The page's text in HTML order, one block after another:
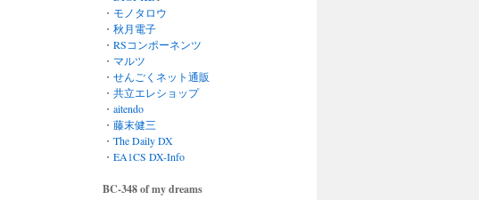
・ モノタロウ
・ 秋月電子
・ RSコンポーネンツ
・ マルツ
・ せんごくネット通販
・ 共立エレショップ
・ aitendo
・ 藤末健三
・ The Daily DX
・ EA1CS DX-Info
BC-348 of my dreams